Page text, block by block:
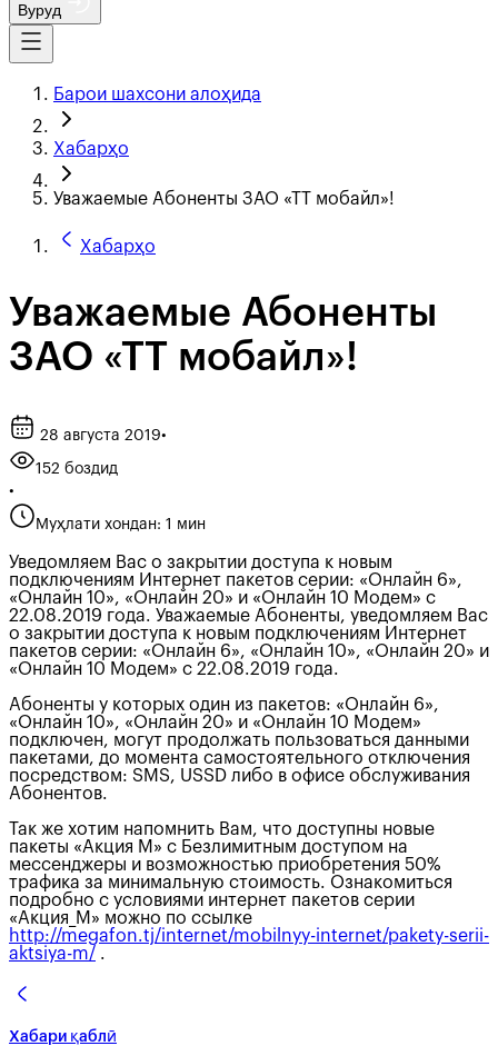
Вуруд
Барои шахсони алоҳида
Хабарҳо
Уважаемые Абоненты ЗАО «ТТ мобайл»!
Хабарҳо
Уважаемые Абоненты
ЗАО «ТТ мобайл»!
28 августа 2019•
152 боздид
•
Муҳлати хондан: 1 мин
Уведомляем Вас о закрытии доступа к новым
подключениям Интернет пакетов серии: «Онлайн 6»,
«Онлайн 10», «Онлайн 20» и «Онлайн 10 Модем» с
22.08.2019 года. Уважаемые Абоненты, уведомляем Вас
о закрытии доступа к новым подключениям Интернет
пакетов серии: «Онлайн 6», «Онлайн 10», «Онлайн 20» и
«Онлайн 10 Модем» с 22.08.2019 года.
Абоненты у которых один из пакетов: «Онлайн 6»,
«Онлайн 10», «Онлайн 20» и «Онлайн 10 Модем»
подключен, могут продолжать пользоваться данными
пакетами, до момента самостоятельного отключения
посредством: SMS, USSD либо в офисе обслуживания
Абонентов.
Так же хотим напомнить Вам, что доступны новые
пакеты «Акция М» с Безлимитным доступом на
мессенджеры и возможностью приобретения 50%
трафика за минимальную стоимость. Ознакомиться
подробно с условиями интернет пакетов серии
«Акция_М» можно по ссылке
http://megafon.tj/internet/mobilnyy-internet/pakety-serii-
aktsiya-m/ .
Хабари қаблӣ